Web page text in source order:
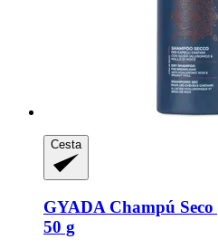
Cesta
GYADA Champú
50 g